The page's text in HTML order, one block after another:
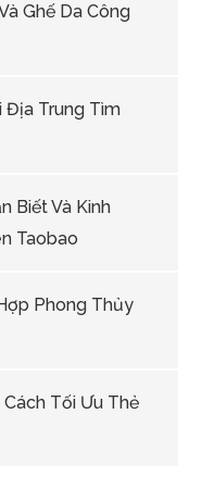
Ghế Da Công
Địa Trung Tìm
Biết Và Kinh
Taobao
Phong Thủy
Tối Ưu Thẻ